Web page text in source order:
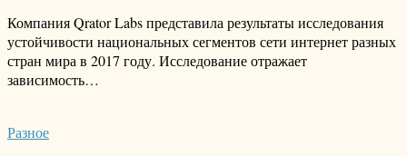
Компания Qrator Labs представила результаты исследования
устойчивости национальных сегментов сети интернет разных
стран мира в 2017 году. Исследование отражает
зависимость…
Разное